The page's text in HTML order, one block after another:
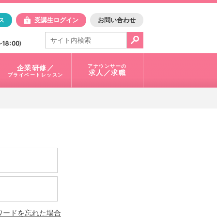
アスク
受講生ログイン お問い合わせ
電話で問合せ：
03-3401-1010
企業研修／
プライベートレッスン
アナウンサーの
求人／求職
ードを忘れた場合